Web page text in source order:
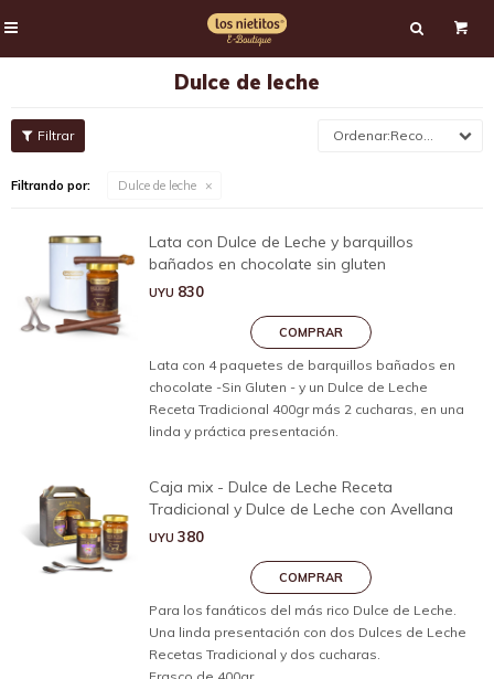

Dulce de leche
Recomendados
Filtrando por: Dulce de leche
Lata con Dulce de Leche y barquillos
bañados en chocolate sin gluten
UYU 830
Lata con 4 paquetes de barquillos bañados en
chocolate -Sin Gluten - y un Dulce de Leche
Receta Tradicional 400gr más 2 cucharas, en una
linda y práctica presentación.
Caja mix - Dulce de Leche Receta
Tradicional y Dulce de Leche con Avellana
UYU 380
Para los fanáticos del más rico Dulce de Leche.
Una linda presentación con dos Dulces de Leche
Recetas Tradicional y dos cucharas.